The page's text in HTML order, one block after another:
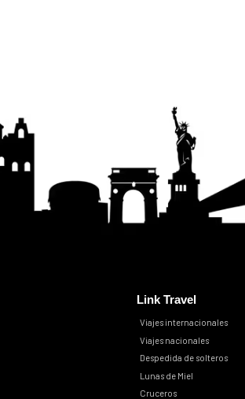
Link Travel
Viajes internacionales
Viajes nacionales
Despedida de solteros
Lunas de Miel
Cruceros